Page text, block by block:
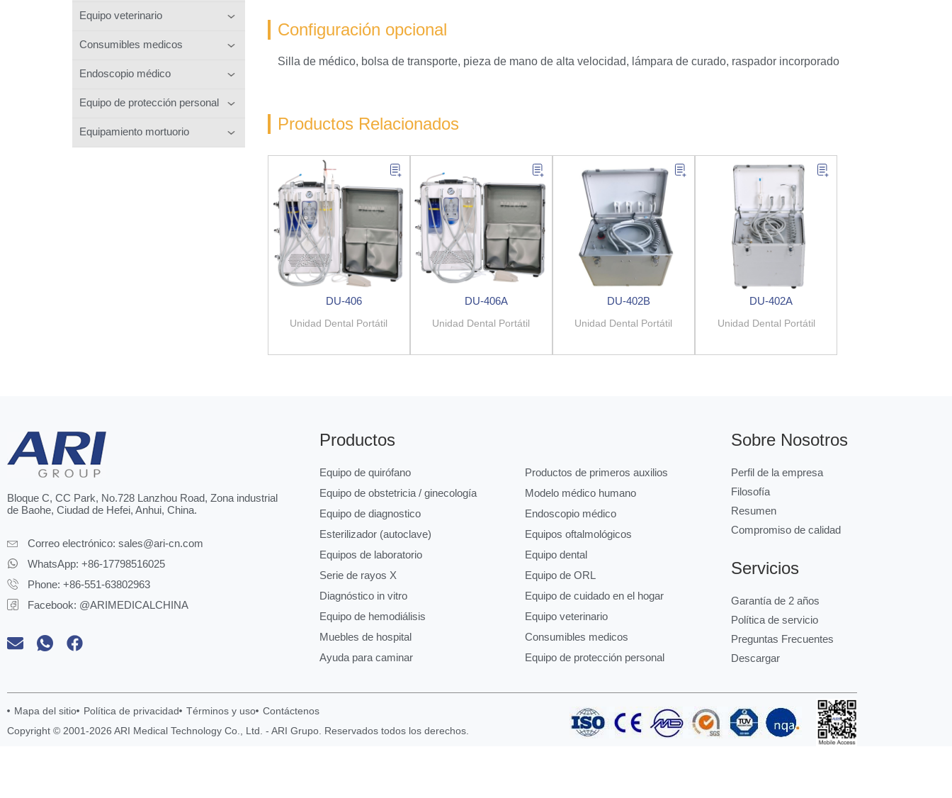
Equipo veterinario
Consumibles medicos
Endoscopio médico
Equipo de protección personal
Equipamiento mortuorio
Configuración opcional
Silla de médico, bolsa de transporte, pieza de mano de alta velocidad, lámpara de curado, raspador incorporado
Productos Relacionados
DU-406
Unidad Dental Portátil
DU-406A
Unidad Dental Portátil
DU-402B
Unidad Dental Portátil
DU-402A
Unidad Dental Portátil
Bloque C, CC Park, No.728 Lanzhou Road, Zona industrial
de Baohe, Ciudad de Hefei, Anhui, China.
Correo electrónico: sales@ari-cn.com
WhatsApp: +86-17798516025
Phone: +86-551-63802963
Facebook: @ARIMEDICALCHINA
Productos
Equipo de quirófano
Equipo de obstetricia / ginecología
Equipo de diagnostico
Esterilizador (autoclave)
Equipos de laboratorio
Serie de rayos X
Diagnóstico in vitro
Equipo de hemodiálisis
Muebles de hospital
Ayuda para caminar
Productos de primeros auxilios
Modelo médico humano
Endoscopio médico
Equipos oftalmológicos
Equipo dental
Equipo de ORL
Equipo de cuidado en el hogar
Equipo veterinario
Consumibles medicos
Equipo de protección personal
Sobre Nosotros
Perfil de la empresa
Filosofía
Resumen
Compromiso de calidad
Servicios
Garantía de 2 años
Política de servicio
Preguntas Frecuentes
Descargar
Mapa del sitio Política de privacidad Términos y uso
Contáctenos
Copyright © 2001-2026 ARI Medical Technology Co., Ltd. - ARI Grupo. Reservados todos los derechos.